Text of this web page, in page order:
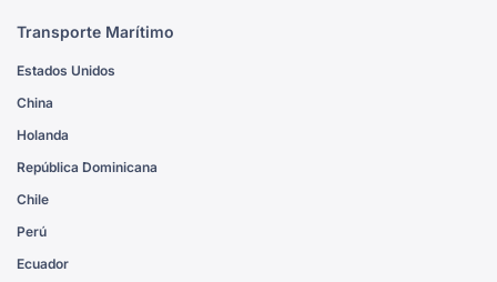
Transporte Marítimo
Estados Unidos
China
Holanda
República Dominicana
Chile
Perú
Ecuador